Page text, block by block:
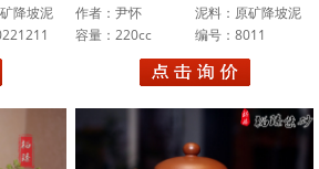
降坡泥
作者：尹怀
泥料：原矿降坡泥
容量：220cc
编号：8011